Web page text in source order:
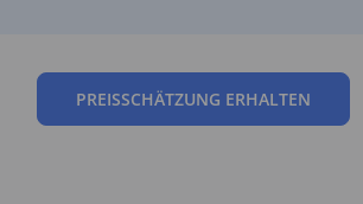
PREISSCHÄTZUNG ERHALTEN